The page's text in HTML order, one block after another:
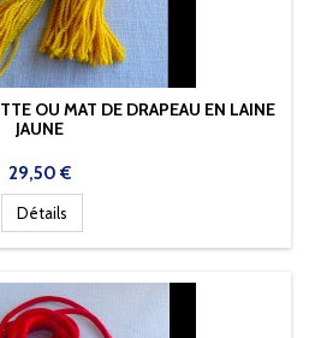
OU MAT DE DRAPEAU EN LAINE
JAUNE
Prix
29,50 €
Détails